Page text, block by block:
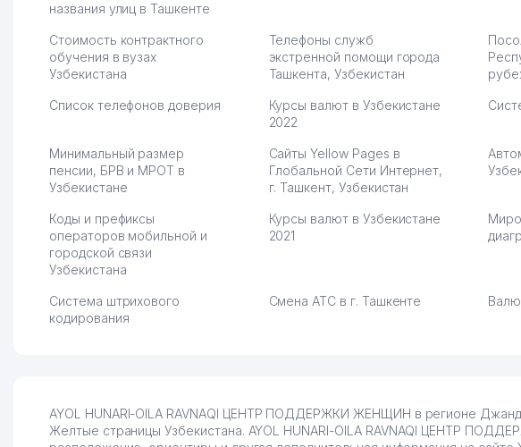
названия улиц в Ташкенте
Стоимость контрактного
обучения в вузах
Узбекистана
Телефоны служб
экстренной помощи города
Ташкента, Узбекистан
Список телефонов доверия
Курсы валют в Узбекистане
2022
Минимальный размер
пенсии, БРВ и МРОТ в
Узбекистане
Сайты Yellow Pages в
Глобальной Сети Интернет,
г. Ташкент, Узбекистан
Коды и префиксы
операторов мобильной и
городской связи
Узбекистана
Курсы валют в Узбекистане
2021
Система штрихового
кодирования
Смена АТС в г. Ташкенте
AYOL HUNARI-OILA RAVNAQI ЦЕНТР ПОДДЕРЖКИ ЖЕНЩИН в регионе
Желтые страницы Узбекистана. AYOL HUNARI-OILA RAVNAQI ЦЕНТР